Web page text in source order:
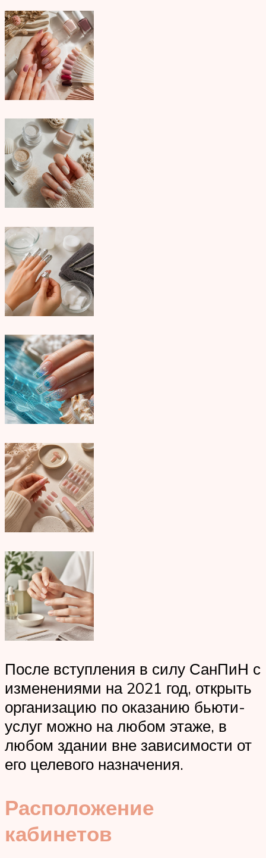
После вступления в силу СанПиН с
изменениями на 2021 год, открыть
организацию по оказанию бьюти-
услуг можно на любом этаже, в
любом здании вне зависимости от
его целевого назначения.
Расположение
кабинетов